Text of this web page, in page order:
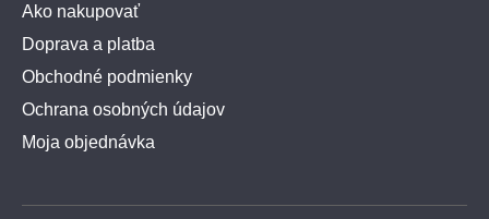
Ako nakupovať
Doprava a platba
Obchodné podmienky
Ochrana osobných údajov
Moja objednávka